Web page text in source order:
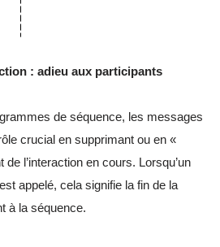
: adieu aux participants
de séquence, les messages
crucial en supprimant ou en «
l’interaction en cours. Lorsqu’un
appelé, cela signifie la fin de la
à la séquence.